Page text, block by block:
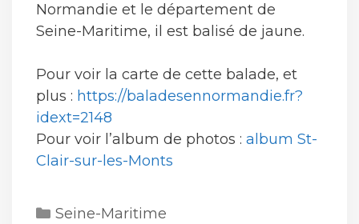
Normandie et le département de
Seine-Maritime, il est balisé de jaune.
Pour voir la carte de cette balade, et
plus : https://baladesennormandie.fr?
idext=2148
Pour voir l’album de photos : album St-
Clair-sur-les-Monts
Catégories
Seine-Maritime